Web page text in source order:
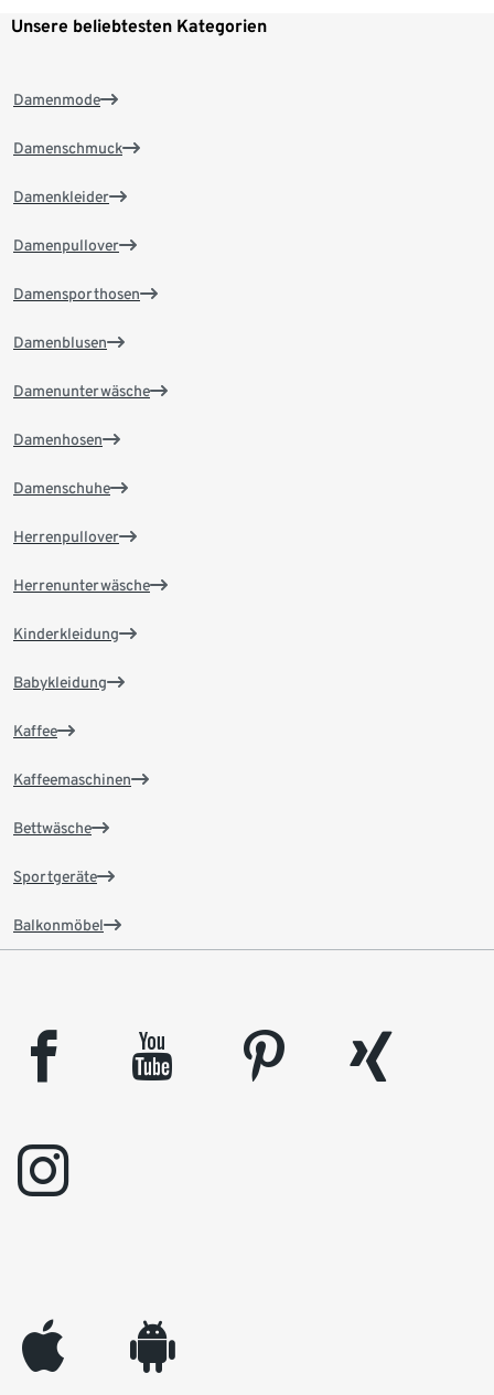
Unsere beliebtesten Kategorien
Damenmode
Damenschmuck
Damenkleider
Damenpullover
Damensporthosen
Damenblusen
Damenunterwäsche
Damenhosen
Damenschuhe
Herrenpullover
Herrenunterwäsche
Kinderkleidung
Babykleidung
Kaffee
Kaffeemaschinen
Bettwäsche
Sportgeräte
Balkonmöbel
facebook youtube pinterest
xing
instagram
appleinc android